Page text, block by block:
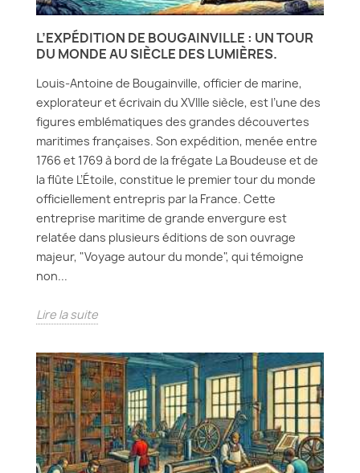
L’EXPÉDITION DE BOUGAINVILLE : UN TOUR
DU MONDE AU SIÈCLE DES LUMIÈRES.
Louis-Antoine de Bougainville, officier de marine,
explorateur et écrivain du XVIIIe siècle, est l’une des
figures emblématiques des grandes découvertes
maritimes françaises. Son expédition, menée entre
1766 et 1769 à bord de la frégate La Boudeuse et de
la flûte L’Étoile, constitue le premier tour du monde
officiellement entrepris par la France. Cette
entreprise maritime de grande envergure est
relatée dans plusieurs éditions de son ouvrage
majeur, "Voyage autour du monde", qui témoigne
non...
Lire la suite